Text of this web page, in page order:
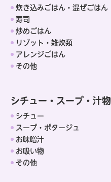
炊き込みごはん・混ぜごはん
寿司
炒めごはん
リゾット・雑炊類
アレンジごはん
その他
シチュー・スープ・汁物
シチュー
スープ・ポタージュ
お味噌汁
お吸い物
その他